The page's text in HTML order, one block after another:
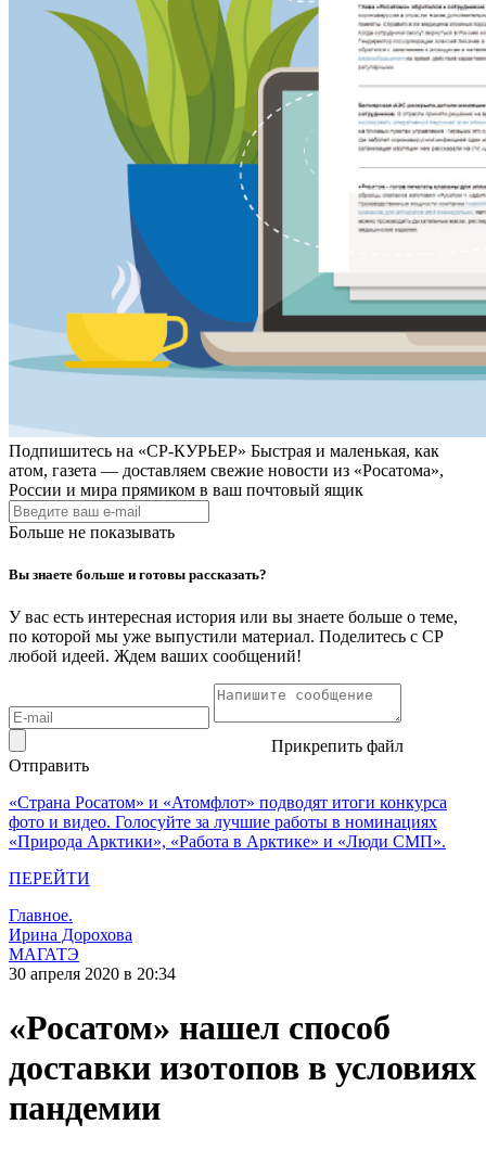
Подпишитесь на «СР-КУРЬЕР» Быстрая и маленькая, как
атом, газета — доставляем свежие новости из «Росатома»,
России и мира прямиком в ваш почтовый ящик
Больше не показывать
Вы знаете больше и готовы рассказать?
У вас есть интересная история или вы знаете больше о теме,
по которой мы уже выпустили материал. Поделитесь с СР
любой идеей. Ждем ваших сообщений!
Прикрепить файл
Отправить
«Страна Росатом» и «Атомфлот» подводят итоги конкурса
фото и видео. Голосуйте за лучшие работы в номинациях
«Природа Арктики», «Работа в Арктике» и «Люди СМП».
ПЕРЕЙТИ
Главное.
Ирина Дорохова
МАГАТЭ
30 апреля 2020 в 20:34
«Росатом» нашел способ
доставки изотопов в условиях
пандемии